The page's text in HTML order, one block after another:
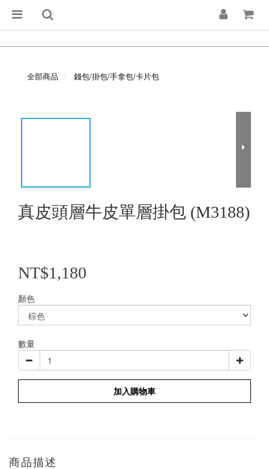
全部商品 錢包/掛包/手拿包/卡片包
真皮頭層牛皮單層掛包 (M3188)
NT$1,180
顏色
數量
加入購物車
商品描述